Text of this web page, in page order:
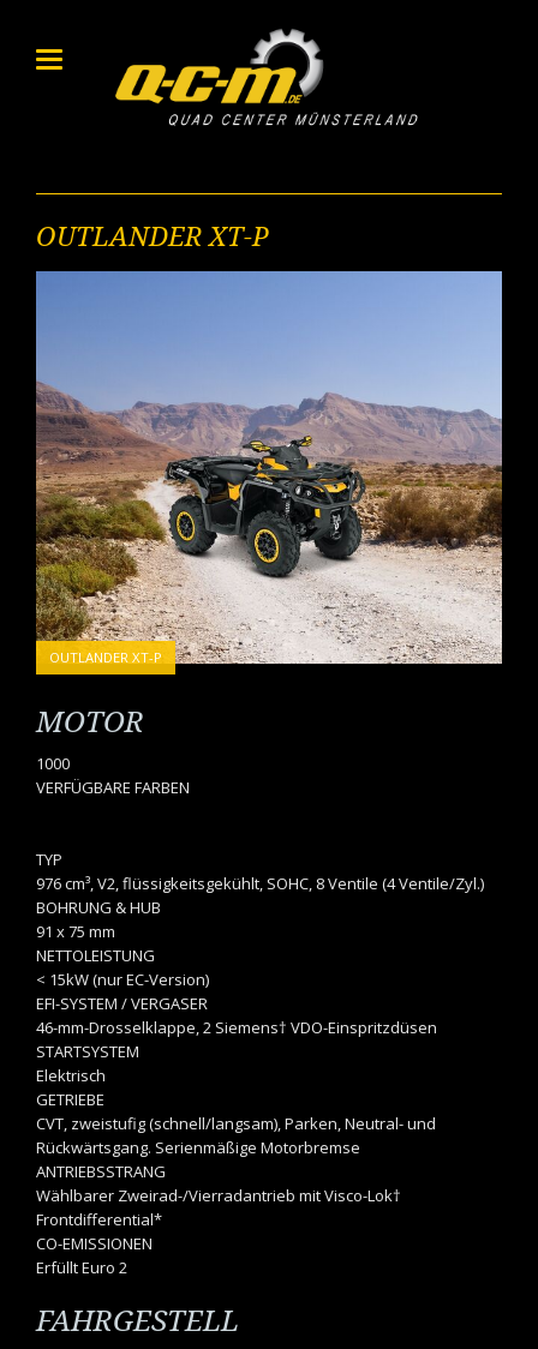
OUTLANDER XT-P
OUTLANDER XT-P
MOTOR
1000
VERFÜGBARE FARBEN
TYP
976 cm³, V2, flüssigkeitsgekühlt, SOHC, 8 Ventile (4 Ventile/Zyl.)
BOHRUNG & HUB
91 x 75 mm
NETTOLEISTUNG
< 15kW (nur EC-Version)
EFI-SYSTEM / VERGASER
46-mm-Drosselklappe, 2 Siemens† VDO-Einspritzdüsen
STARTSYSTEM
Elektrisch
GETRIEBE
CVT, zweistufig (schnell/langsam), Parken, Neutral- und
Rückwärtsgang. Serienmäßige Motorbremse
ANTRIEBSSTRANG
Wählbarer Zweirad-/Vierradantrieb mit Visco-Lok†
Frontdifferential*
CO-EMISSIONEN
Erfüllt Euro 2
FAHRGESTELL